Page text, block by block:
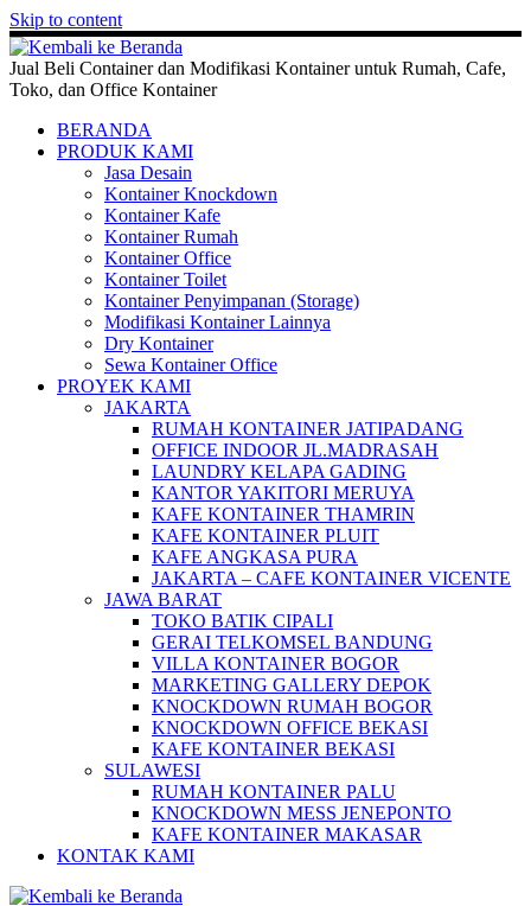
Skip to content
Jual Beli Container dan Modifikasi Kontainer untuk Rumah, Cafe,
Toko, dan Office Kontainer
BERANDA
PRODUK KAMI
Jasa Desain
Kontainer Knockdown
Kontainer Kafe
Kontainer Rumah
Kontainer Office
Kontainer Toilet
Kontainer Penyimpanan (Storage)
Modifikasi Kontainer Lainnya
Dry Kontainer
Sewa Kontainer Office
PROYEK KAMI
JAKARTA
RUMAH KONTAINER JATIPADANG
OFFICE INDOOR JL.MADRASAH
LAUNDRY KELAPA GADING
KANTOR YAKITORI MERUYA
KAFE KONTAINER THAMRIN
KAFE KONTAINER PLUIT
KAFE ANGKASA PURA
JAKARTA – CAFE KONTAINER VICENTE
JAWA BARAT
TOKO BATIK CIPALI
GERAI TELKOMSEL BANDUNG
VILLA KONTAINER BOGOR
MARKETING GALLERY DEPOK
KNOCKDOWN RUMAH BOGOR
KNOCKDOWN OFFICE BEKASI
KAFE KONTAINER BEKASI
SULAWESI
RUMAH KONTAINER PALU
KNOCKDOWN MESS JENEPONTO
KAFE KONTAINER MAKASAR
KONTAK KAMI